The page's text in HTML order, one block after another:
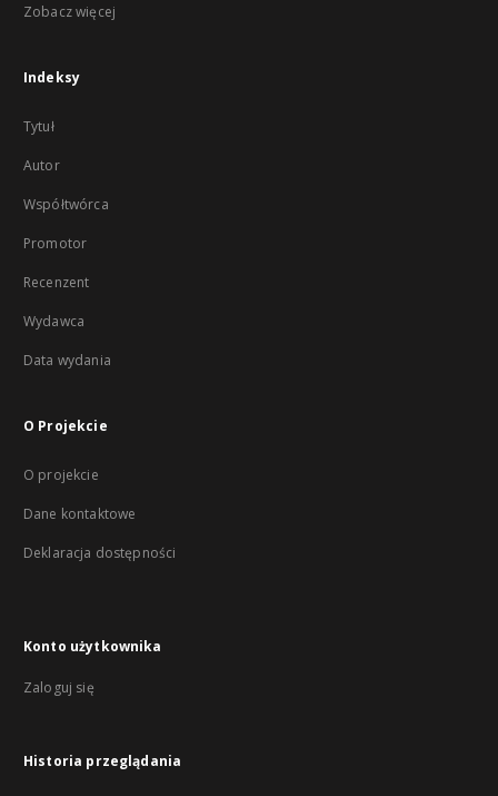
Zobacz więcej
Indeksy
Tytuł
Autor
Współtwórca
Promotor
Recenzent
Wydawca
Data wydania
O Projekcie
O projekcie
Dane kontaktowe
Deklaracja dostępności
Konto użytkownika
Zaloguj się
Historia przeglądania